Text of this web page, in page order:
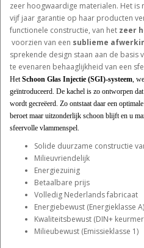
zeer hoogwaardige materialen. Het is
vijf jaar garantie op haar producten
functionele constructie, van het zeer
voorzien van een sublieme
sprekende design staan aan de basis
te evenaren behaaglijkheid van een
HetSchoon Glas Injectie (SGI)-systeem,
geïntroduceerd. De kachel is zo ontworpen
wordt gecreëerd. Zo ontstaat daar een
beroet maar uitzonderlijk schoon blijft en u
sfeervolle vlammenspel.
Solide duurzame constructie
Milieuvriendelijk
Energiezuinig
Betaalbare prijs
Volledig Nederlands fabricaat
Energiebewust (Energieklasse A)
Kwaliteitsbewust (DIN+
Milieubewust (Emissieklasse 1)